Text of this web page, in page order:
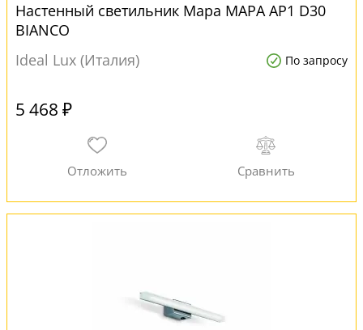
Настенный светильник Mapa MAPA AP1 D30
BIANCO
Ideal Lux (Италия)
По запросу
5 468 ₽